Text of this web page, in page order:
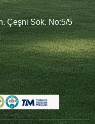
Çeşni Sok. No:5/5